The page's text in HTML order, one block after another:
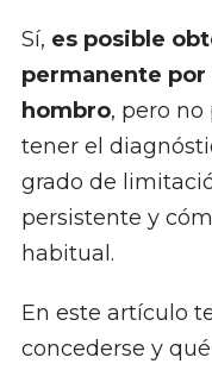
Sí, es posible
permanente por
hombro, pero no
tener el
grado de
persistente y
habitual.
En este artículo
concederse y